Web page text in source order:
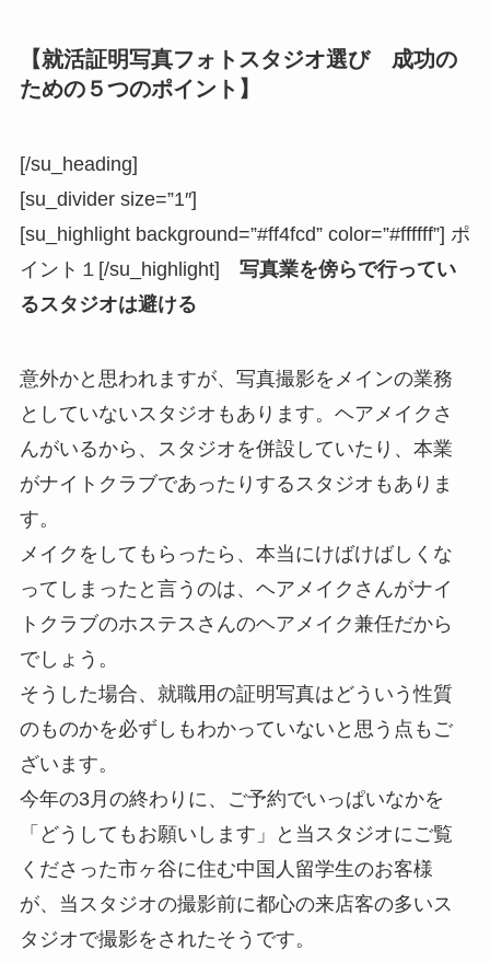
【就活証明写真フォトスタジオ選び 成功の
ための５つのポイント】
[/su_heading]
[su_divider size=”1″]
[su_highlight background=”#ff4fcd” color=”#ffffff”] ポ
イント１[/su_highlight] 写真業を傍らで行ってい
るスタジオは避ける
意外かと思われますが、写真撮影をメインの業務
としていないスタジオもあります。ヘアメイクさ
んがいるから、スタジオを併設していたり、本業
がナイトクラブであったりするスタジオもありま
す。
メイクをしてもらったら、本当にけばけばしくな
ってしまったと言うのは、ヘアメイクさんがナイ
トクラブのホステスさんのヘアメイク兼任だから
でしょう。
そうした場合、就職用の証明写真はどういう性質
のものかを必ずしもわかっていないと思う点もご
ざいます。
今年の3月の終わりに、ご予約でいっぱいなかを
「どうしてもお願いします」と当スタジオにご覧
くださった市ヶ谷に住む中国人留学生のお客様
が、当スタジオの撮影前に都心の来店客の多いス
タジオで撮影をされたそうです。